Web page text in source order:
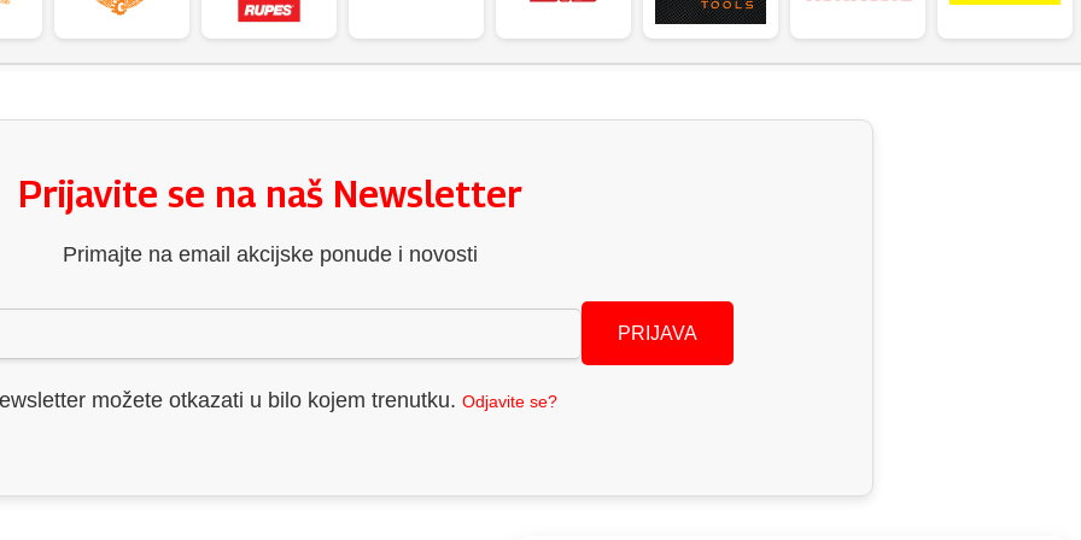
Prijavite se na naš Newsletter
Primajte na email akcijske ponude i novosti
PRIJAVA
možete otkazati u bilo kojem trenutku. Odjavite se?